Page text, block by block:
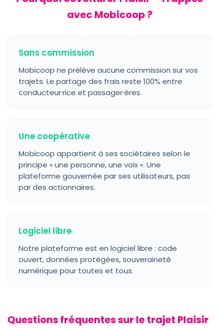
avec Mobicoop ?
Sans commission
Mobicoop ne prélève aucune commission sur vos
trajets. Le partage des frais reste 100% entre
conducteur·rice et passager·ères.
Une coopérative
Mobicoop appartient à ses sociétaires selon le
principe « une personne, une voix ». Une
plateforme gouvernée par ses utilisateurs, pas
par des actionnaires.
Logiciel libre
Notre plateforme est en logiciel libre : code
ouvert, données protégées, souveraineté
numérique pour toutes et tous.
Questions fréquentes sur le trajet Plaisir